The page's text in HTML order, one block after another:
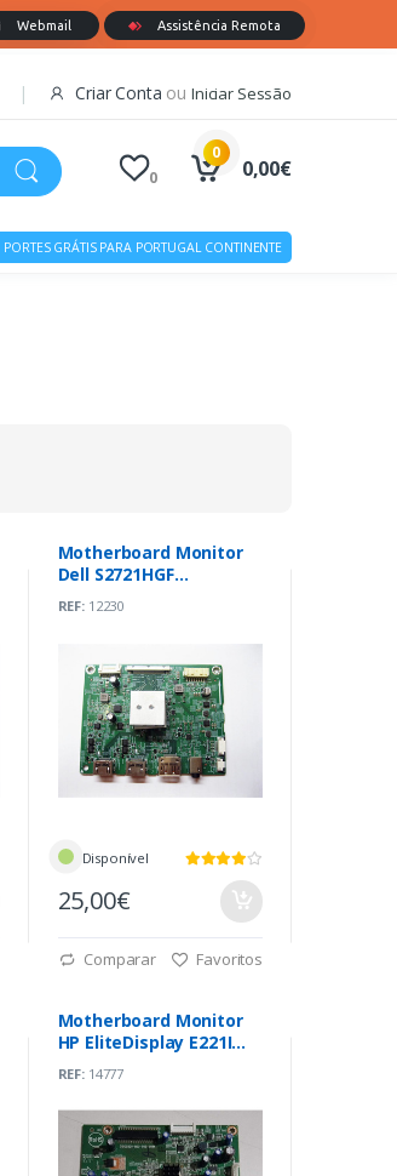
Criar Conta ouIniciar Sessão
0
0
0,00€
PORTES GRÁTIS PARA PORTUGAL CONTINENTE
Motherboard Monitor
Dell S2721HGF
REF:12230
Disponível
25,00€
Comparar Favoritos
Motherboard Monitor
HP EliteDisplay E221I
0H4K)
REF:14777